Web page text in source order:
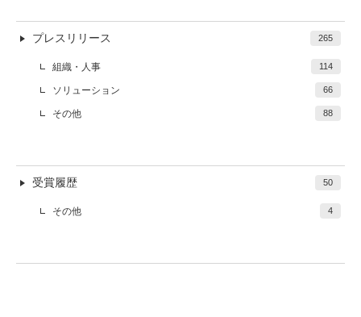
プレスリリース 265
組織・人事 114
ソリューション 66
その他 88
受賞履歴 50
その他 4